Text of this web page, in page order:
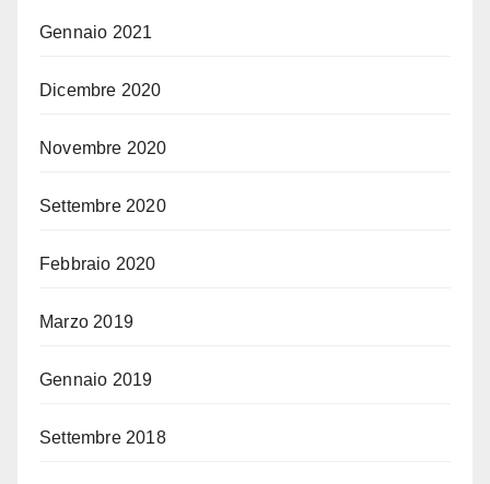
Gennaio 2021
Dicembre 2020
Novembre 2020
Settembre 2020
Febbraio 2020
Marzo 2019
Gennaio 2019
Settembre 2018